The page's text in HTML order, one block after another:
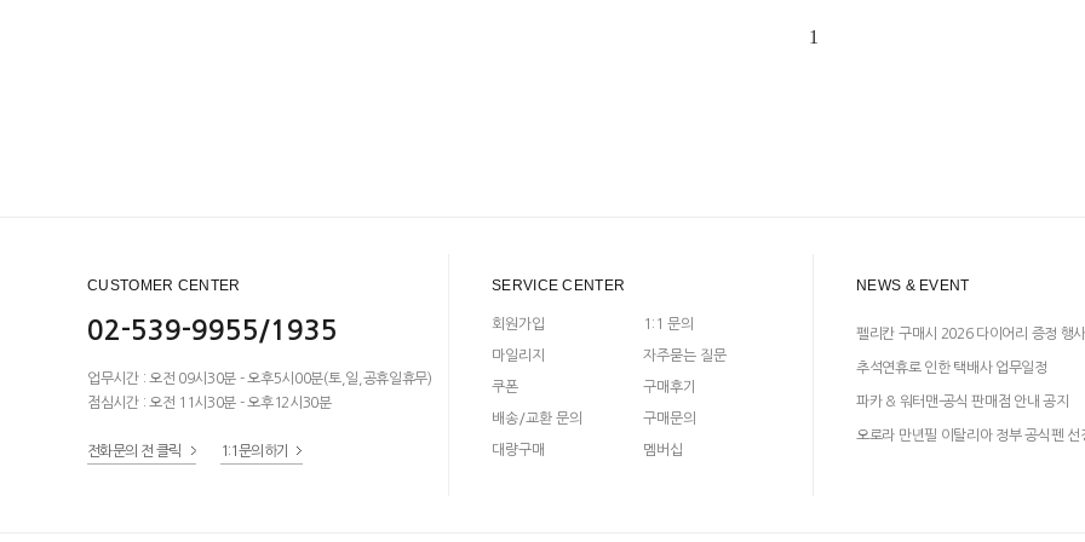
1
CUSTOMER CENTER
02-539-9955/1935
업무시간 : 오전 09시30분 - 오후5시00분(토,일,공휴일휴무)
점심시간 : 오전 11시30분 - 오후12시30분
전화문의 전 클릭 1:1문의하기
SERVICE CENTER
회원가입
마일리지
쿠폰
배송/교환 문의
대량구매
1:1 문의
자주묻는 질문
구매후기
구매문의
멤버십
NEWS & EVENT
펠리칸 구매시 2026 다이어리 증정 행
추석연휴로 인한 택배사 업무일정
파카 & 워터맨-공식 판매점 안내 공지
오로라 만년필 이탈리아 정부 공식펜 선